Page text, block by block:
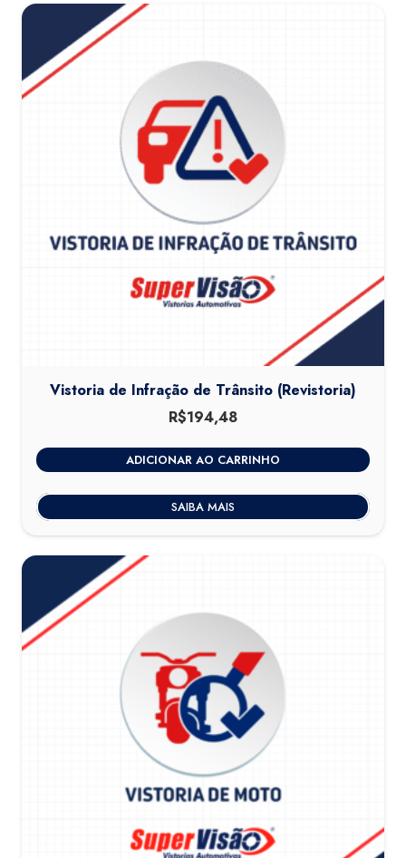
Vistoria de Infração de Trânsito (Revistoria)
R$194,48
ADICIONAR AO CARRINHO
SAIBA MAIS